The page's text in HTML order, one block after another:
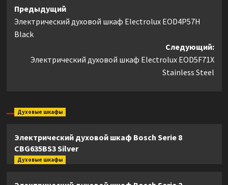
Навигация
записи
Предыдущий
Электрический духовой шкаф Electrolux EOD4P57H
Black
Следующий:
Электрический духовой шкаф Electrolux EOD5F71X
Stainless Steel
Духовые шкафы
Электрический духовой шкаф Bosch Serie 8
CBG635BS3 Silver
Духовые шкафы